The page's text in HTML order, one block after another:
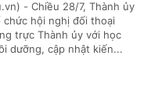
- Chiều 28/7, Thành ủy
chức hội nghị đối thoại
trực Thành ủy với học
dưỡng, cập nhật kiến...